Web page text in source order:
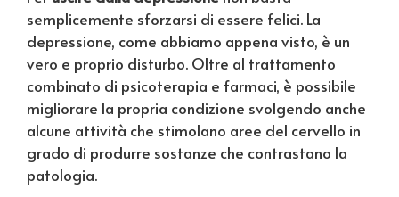
semplicemente sforzarsi di essere felici. La
depressione, come abbiamo appena visto, è un
vero e proprio disturbo. Oltre al trattamento
combinato di psicoterapia e farmaci, è possibile
migliorare la propria condizione svolgendo anche
alcune attività che stimolano aree del cervello in
grado di produrre sostanze che contrastano la
patologia.